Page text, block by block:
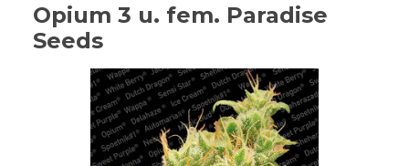
Opium 3 u. fem. Paradise
Seeds